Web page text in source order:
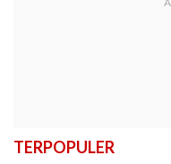
TERPOPULER